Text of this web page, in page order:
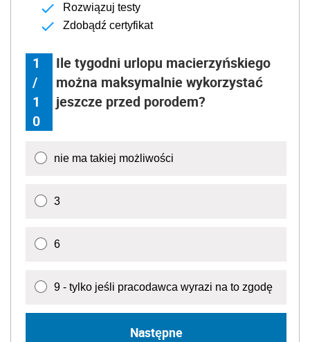
Rozwiązuj testy
Zdobądź certyfikat
1
/
1
0
Ile tygodni urlopu macierzyńskiego
można maksymalnie wykorzystać
jeszcze przed porodem?
nie ma takiej możliwości
3
6
9 - tylko jeśli pracodawca wyrazi na to zgodę
Następne